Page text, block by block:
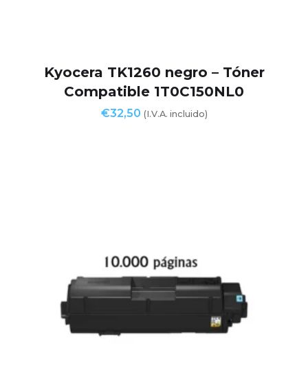
Kyocera TK1260 negro – Tóner
Compatible 1T0C150NL0
€32,50 (I.V.A. incluido)